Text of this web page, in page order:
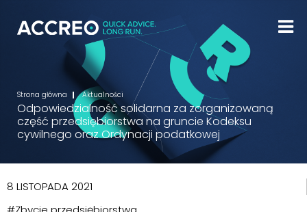
Strona główna Aktualności
Odpowiedzialność solidarna za zorganizowaną
część przedsiębiorstwa na gruncie Kodeksu
cywilnego oraz Ordynacji podatkowej
8 LISTOPADA 2021